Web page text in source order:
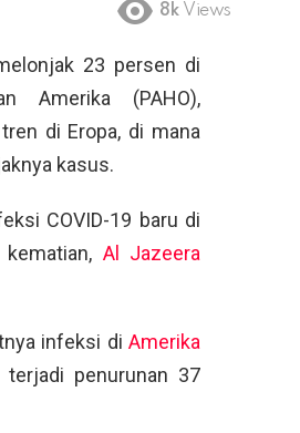
8k Views
23 persen di
Amerika (PAHO),
di Eropa, di mana
kasus.
COVID-19 baru di
Al Jazeera
infeksi di Amerika
terjadi penurunan 37